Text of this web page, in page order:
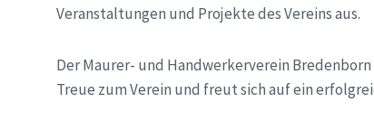
Veranstaltungen und Projekte des Vereins aus.
Der Maurer- und Handwerkerverein
Treue zum Verein und freut sich auf ein